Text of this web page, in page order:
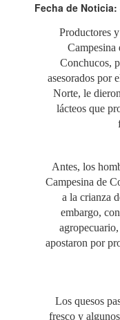
Fecha de Noticia:
Productores
Campesina
Conchucos,
asesorados por
Norte, le
lácteos que
Antes, los
Campesina de
a la crianza
embargo,
apostaron por
Los quesos
fresco y